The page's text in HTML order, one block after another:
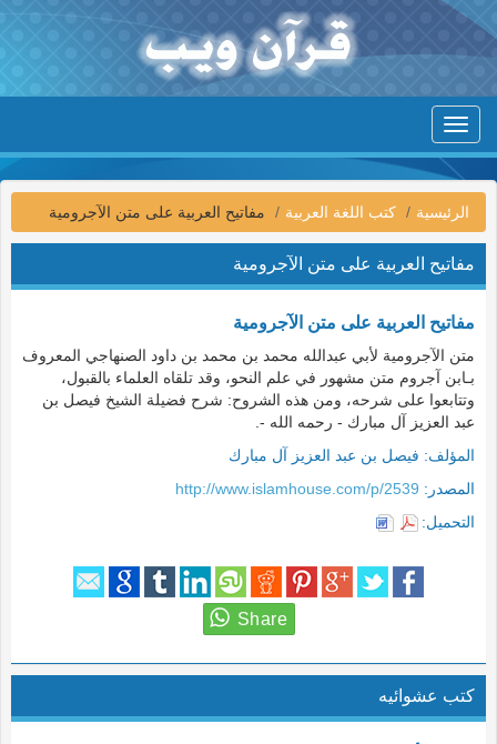
Toggle
navigation
الرئيسية كتب اللغة العربية مفاتيح العربية على متن الآجرومية
مفاتيح العربية على متن الآجرومية
مفاتيح العربية على متن الآجرومية
متن الآجرومية لأبي عبدالله محمد بن محمد بن داود الصنهاجي المعروف
بـابن آجروم متن مشهور في علم النحو، وقد تلقاه العلماء بالقبول،
وتتابعوا على شرحه، ومن هذه الشروح: شرح فضيلة الشيخ فيصل بن
عبد العزيز آل مبارك - رحمه الله -.
المؤلف: فيصل بن عبد العزيز آل مبارك
المصدر: http://www.islamhouse.com/p/2539
التحميل:
كتب عشوائيه